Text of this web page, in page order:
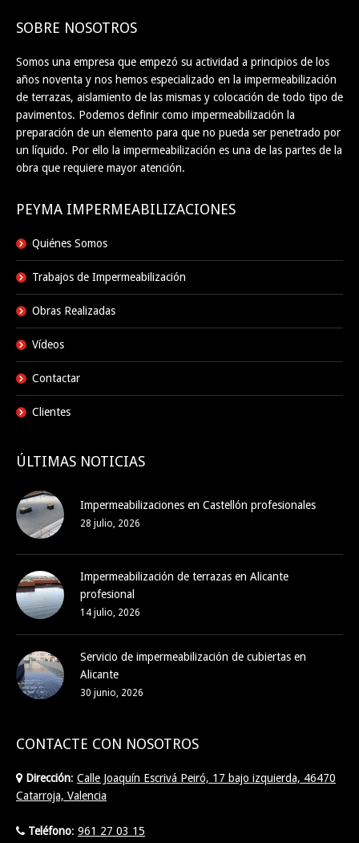
SOBRE NOSOTROS
Somos una empresa que empezó su actividad a principios de los
años noventa y nos hemos especializado en la impermeabilización
de terrazas, aislamiento de las mismas y colocación de todo tipo de
pavimentos. Podemos definir como impermeabilización la
preparación de un elemento para que no pueda ser penetrado por
un líquido. Por ello la impermeabilización es una de las partes de la
obra que requiere mayor atención.
PEYMA IMPERMEABILIZACIONES
Quiénes Somos
Trabajos de Impermeabilización
Obras Realizadas
Vídeos
Contactar
Clientes
ÚLTIMAS NOTICIAS
Impermeabilizaciones en Castellón profesionales
28 julio, 2026
Impermeabilización de terrazas en Alicante
profesional
14 julio, 2026
Servicio de impermeabilización de cubiertas en
Alicante
30 junio, 2026
CONTACTE CON NOSOTROS
Dirección: Calle Joaquín Escrivá Peiró, 17 bajo izquierda, 46470
Catarroja, Valencia
Teléfono: 961 27 03 15